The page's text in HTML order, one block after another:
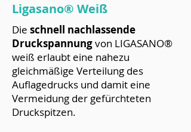
Ligasano® Weiß
Die schnell nachlassende
Druckspannungvon LIGASANO®
weiß erlaubt eine nahezu
gleichmäßige Verteilung des
Auflagedrucks und damit eine
Vermeidung der gefürchteten
Druckspitzen.